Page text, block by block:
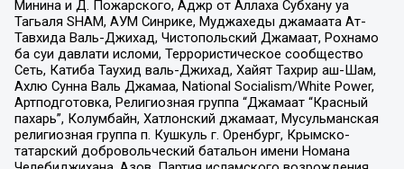
Минина и Д. Пожарского, Аджр от Аллаха Субхану уа
Тагьаля SHAM, АУМ Синрике, Муджахеды джамаата Ат-
Тавхида Валь-Джихад, Чистопольский Джамаат, Рохнамо
ба суи давлати исломи, Террористическое сообщество
Сеть, Катиба Таухид валь-Джихад, Хайят Тахрир аш-Шам,
Ахлю Сунна Валь Джамаа, National Socialism/White Power,
Артподготовка, Религиозная группа “Джамаат “Красный
пахарь”, Колумбайн, Хатлонский джамаат, Мусульманская
религиозная группа п. Кушкуль г. Оренбург, Крымско-
татарский добровольческий батальон имени Номана